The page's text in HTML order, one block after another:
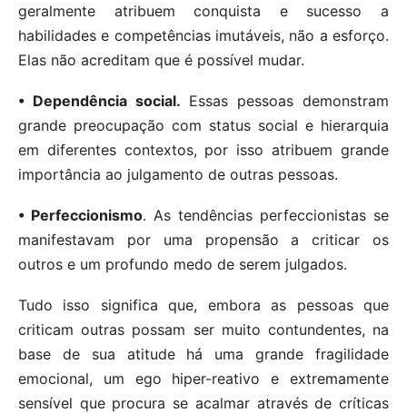
geralmente atribuem conquista e sucesso a
habilidades e competências imutáveis, não a esforço.
Elas não acreditam que é possível mudar.
• Dependência social. Essas pessoas demonstram
grande preocupação com status social e hierarquia
em diferentes contextos, por isso atribuem grande
importância ao julgamento de outras pessoas.
• Perfeccionismo. As tendências perfeccionistas se
manifestavam por uma propensão a criticar os
outros e um profundo medo de serem julgados.
Tudo isso significa que, embora as pessoas que
criticam outras possam ser muito contundentes, na
base de sua atitude há uma grande fragilidade
emocional, um ego hiper-reativo e extremamente
sensível que procura se acalmar através de críticas